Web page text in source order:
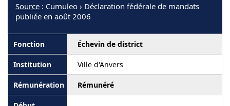
Source : Cumuleo › Déclaration fédérale de mandats
publiée en août 2006
Échevin de district
Ville d'Anvers
Rémunéré